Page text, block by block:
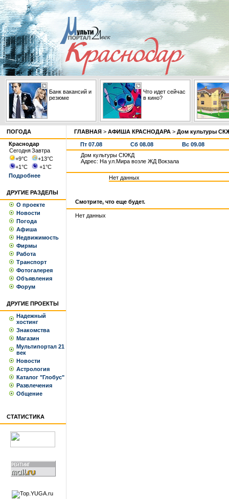
Банк вакансий и
резюме
Что идет сейчас
в кино?
ПОГОДА
Краснодар
СегодняЗавтра
+9°С +13°С
+1°С +1°С
Подробнее
ДРУГИЕ РАЗДЕЛЫ
О проекте
Новости
Погода
Афиша
Недвижимость
Фирмы
Работа
Транспорт
Фотогалерея
Объявления
Форум
ДРУГИЕ ПРОЕКТЫ
Надежный
хостинг
Знакомства
Магазин
Мультипортал 21
век
Новости
Астрология
Каталог "Глобус"
Развлечения
Общение
СТАТИСТИКА
ГЛАВНАЯ > АФИША КРАСНОДАРА > Дом культуры
Пт 07.08 Сб 08.08
Вс 09.08
Дом культуры СКЖД
Адрес: На ул.Мира возле ЖД Вокзала
Нет данных
Смотрите, что еще будет.
Нет данных